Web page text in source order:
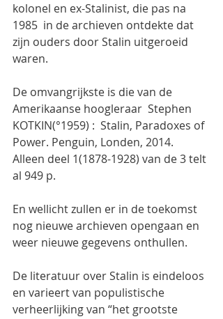
kolonel en ex-Stalinist, die pas na
1985  in de archieven ontdekte dat
zijn ouders door Stalin uitgeroeid
waren.
De omvangrijkste is die van de
Amerikaanse hoogleraar  Stephen
KOTKIN(°1959) :  Stalin, Paradoxes of
Power. Penguin, Londen, 2014.
Alleen deel 1(1878-1928) van de 3 telt
al 949 p.
En wellicht zullen er in de toekomst
nog nieuwe archieven opengaan en
weer nieuwe gegevens onthullen.
De literatuur over Stalin is eindeloos
en varieert van populistische
verheerlijking van “het grootste